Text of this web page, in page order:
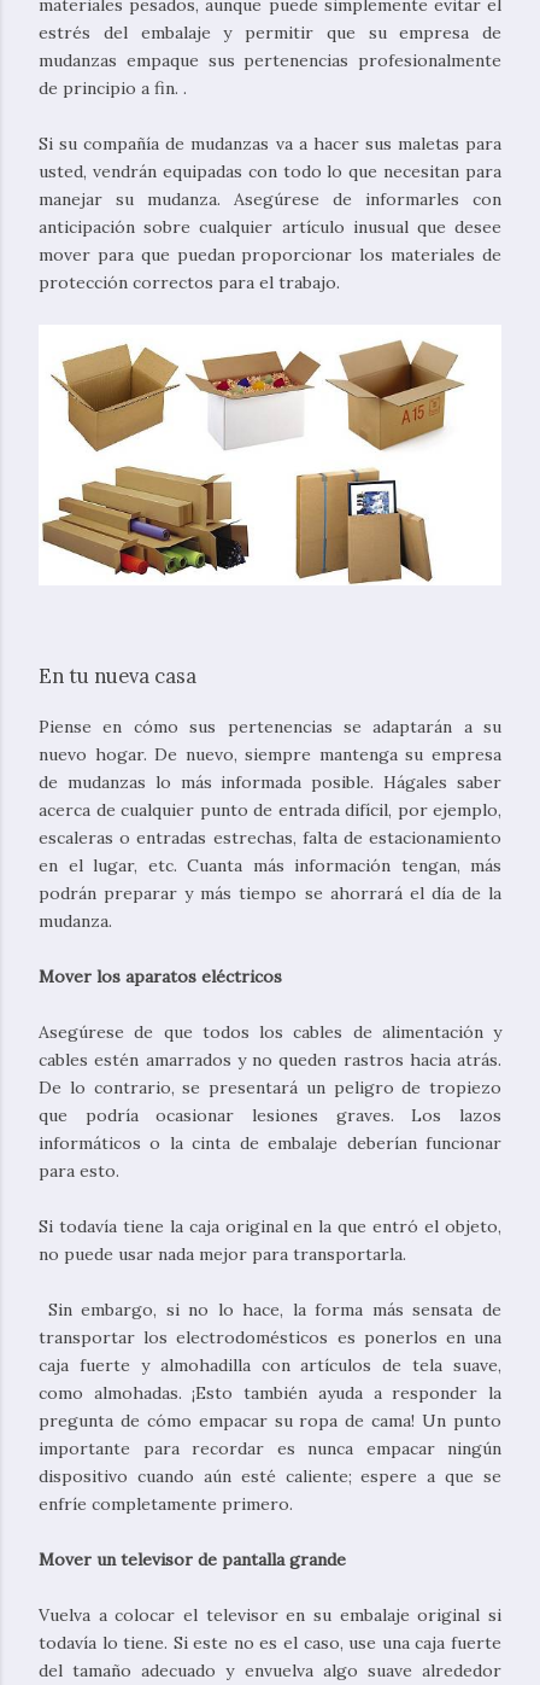
materiales pesados, aunque puede simplemente evitar el
estrés del embalaje y permitir que su empresa de
mudanzas empaque sus pertenencias profesionalmente
de principio a fin. .
Si su compañía de mudanzas va a hacer sus maletas para
usted, vendrán equipadas con todo lo que necesitan para
manejar su mudanza. Asegúrese de informarles con
anticipación sobre cualquier artículo inusual que desee
mover para que puedan proporcionar los materiales de
protección correctos para el trabajo.
En tu nueva casa
Piense en cómo sus pertenencias se adaptarán a su
nuevo hogar. De nuevo, siempre mantenga su empresa
de mudanzas lo más informada posible. Hágales saber
acerca de cualquier punto de entrada difícil, por ejemplo,
escaleras o entradas estrechas, falta de estacionamiento
en el lugar, etc. Cuanta más información tengan, más
podrán preparar y más tiempo se ahorrará el día de la
mudanza.
Mover los aparatos eléctricos
Asegúrese de que todos los cables de alimentación y
cables estén amarrados y no queden rastros hacia atrás.
De lo contrario, se presentará un peligro de tropiezo
que podría ocasionar lesiones graves. Los lazos
informáticos o la cinta de embalaje deberían funcionar
para esto.
Si todavía tiene la caja original en la que entró el objeto,
no puede usar nada mejor para transportarla.
Sin embargo, si no lo hace, la forma más sensata de
transportar los electrodomésticos es ponerlos en una
caja fuerte y almohadilla con artículos de tela suave,
como almohadas. ¡Esto también ayuda a responder la
pregunta de cómo empacar su ropa de cama! Un punto
importante para recordar es nunca empacar ningún
dispositivo cuando aún esté caliente; espere a que se
enfríe completamente primero.
Mover un televisor de pantalla grande
Vuelva a colocar el televisor en su embalaje original si
todavía lo tiene. Si este no es el caso, use una caja fuerte
del tamaño adecuado y envuelva algo suave alrededor